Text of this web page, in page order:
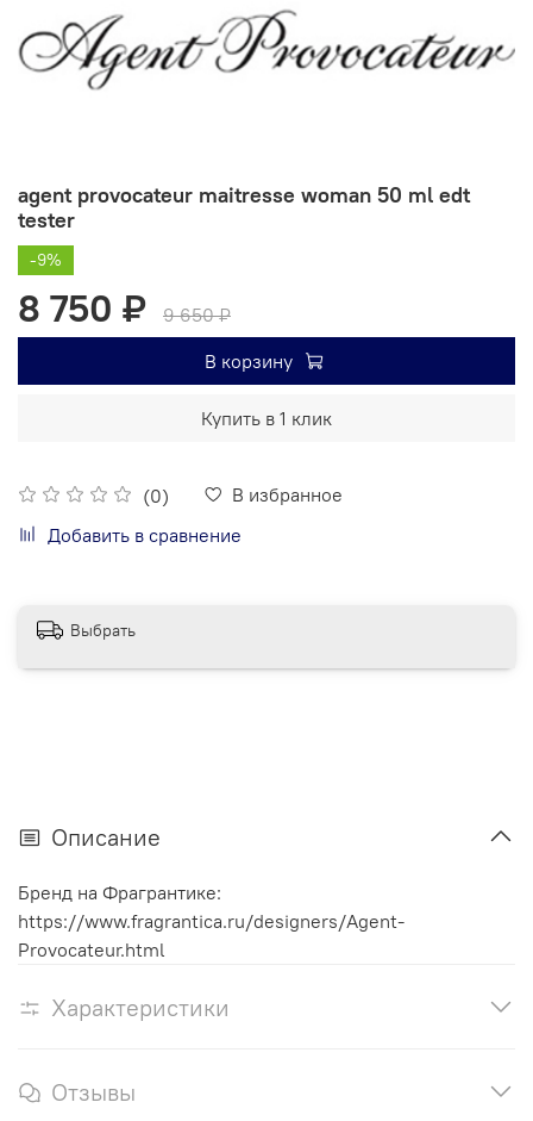
agent provocateur maitresse woman 50 ml edt
tester
(0)
В избранное
Добавить в сравнение
-9%
8 750 ₽
9 650 ₽
В корзину
Купить в 1 клик
Выбрать
Описание
Бренд на Фрагрантике:
https://www.fragrantica.ru/designers/Agent-
Provocateur.html
Характеристики
Отзывы